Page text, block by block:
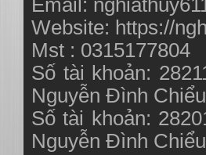
Email:
Website: https://
Mst : 0315177804
Số tài khoản:
Nguyễn Đình
Số tài khoản:
Nguyễn Đình